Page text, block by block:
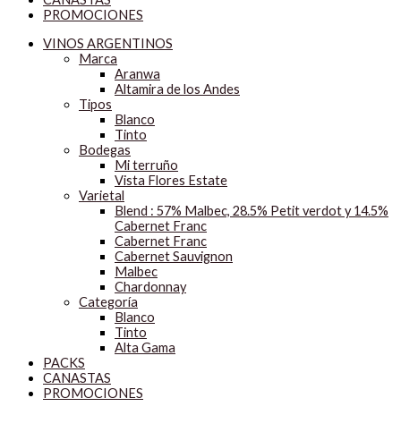
PROMOCIONES
VINOS ARGENTINOS
Marca
Aranwa
Altamira de los Andes
Tipos
Blanco
Tinto
Bodegas
Mi terruño
Vista Flores Estate
Varietal
Blend : 57% Malbec, 28.5% Petit verdot y 14.5%
Cabernet Franc
Cabernet Franc
Cabernet Sauvignon
Malbec
Chardonnay
Categoría
Blanco
Tinto
Alta Gama
PACKS
CANASTAS
PROMOCIONES